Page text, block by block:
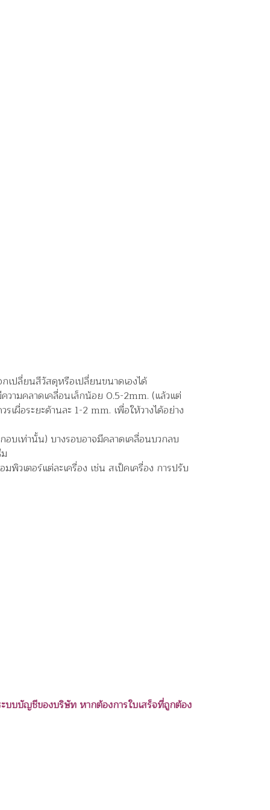
เปลี่ยนสีวัสดุหรือเปลี่ยนขนาดเองได้
ามคลาดเคลื่อนเล็กน้อย 0.5-2mm. (แล้วแต่
ผื่อระยะด้านละ 1-2 mm. เพื่อให้วางได้อย่าง
บเท่านั้น) บางรอบอาจมีคลาดเคลื่อนบวกลบ
วเตอร์แต่ละเครื่อง เช่น สเป็คเครื่อง การปรับ
ะบบบัญชีของบริษัท หากต้องการใบเสร็จที่ถูกต้อง